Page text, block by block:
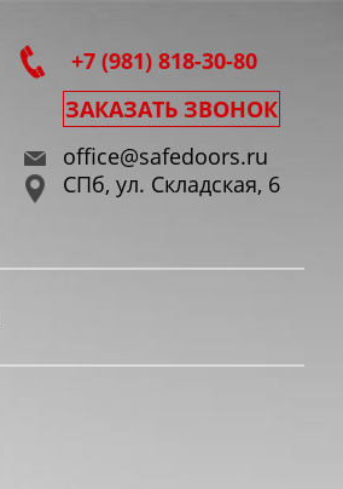
+7 (981) 818-30-80
ЗАКАЗАТЬ ЗВОНОК
office@safedoors.ru
СПб, ул. Складская, 6